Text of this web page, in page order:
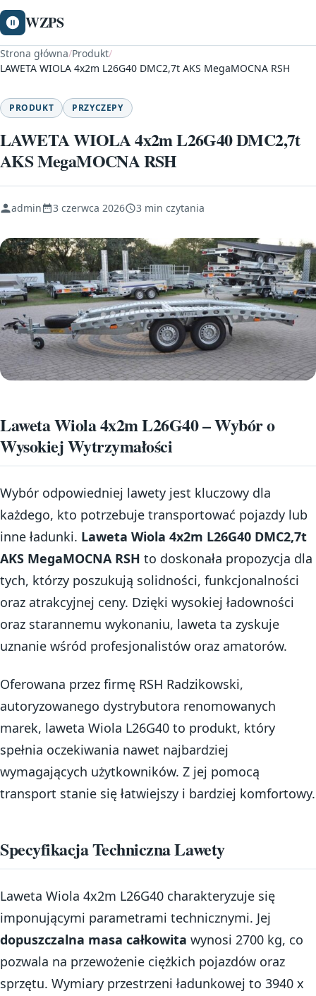
WZPS
Strona główna/Produkt/
LAWETA WIOLA 4x2m L26G40 DMC2,7t AKS MegaMOCNA RSH
PRODUKT PRZYCZEPY
LAWETA WIOLA 4x2m L26G40 DMC2,7t
AKS MegaMOCNA RSH
admin 3 czerwca 2026 3 min czytania
Laweta Wiola 4x2m L26G40 – Wybór o
Wysokiej Wytrzymałości
Wybór odpowiedniej lawety jest kluczowy dla
każdego, kto potrzebuje transportować pojazdy lub
inne ładunki. Laweta Wiola 4x2m L26G40 DMC2,7t
AKS MegaMOCNA RSH to doskonała propozycja dla
tych, którzy poszukują solidności, funkcjonalności
oraz atrakcyjnej ceny. Dzięki wysokiej ładowności
oraz starannemu wykonaniu, laweta ta zyskuje
uznanie wśród profesjonalistów oraz amatorów.
Oferowana przez firmę RSH Radzikowski,
autoryzowanego dystrybutora renomowanych
marek, laweta Wiola L26G40 to produkt, który
spełnia oczekiwania nawet najbardziej
wymagających użytkowników. Z jej pomocą
transport stanie się łatwiejszy i bardziej komfortowy.
Specyfikacja Techniczna Lawety
Laweta Wiola 4x2m L26G40 charakteryzuje się
imponującymi parametrami technicznymi. Jej
dopuszczalna masa całkowita wynosi 2700 kg, co
pozwala na przewożenie ciężkich pojazdów oraz
sprzętu. Wymiary przestrzeni ładunkowej to 3940 x